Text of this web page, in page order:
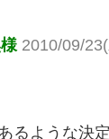
2010/09/
るような決